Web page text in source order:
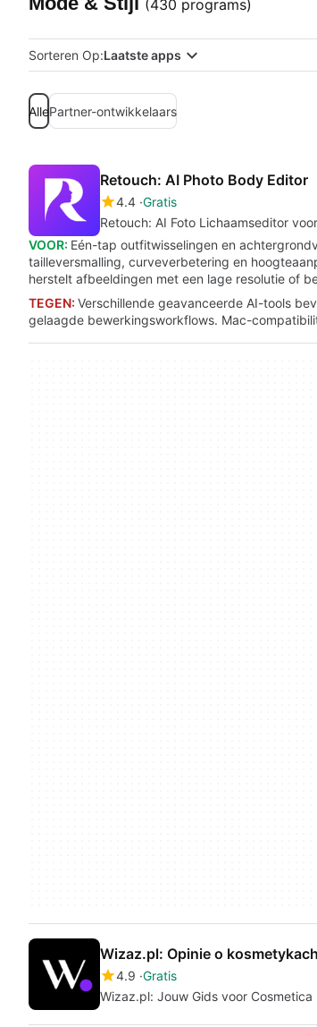
(430 programs)
Sorteren Op:Laatste apps
AllePartner-ontwikkelaars
Retouch: AI Photo Body Editor
4.4 Gratis
Retouch: AI Foto Lichaamseditor
VOOR: Eén-tap outfitwisselingen en
tailleversmalling, curveverbetering en
herstelt afbeeldingen met een lage resolutie of
TEGEN: Verschillende geavanceerde AI-tools
gelaagde bewerkingsworkflows. Mac-
Wizaz.pl: Opinie o kosmetykach
4.9 Gratis
Wizaz.pl: Jouw Gids voor Cosmetica